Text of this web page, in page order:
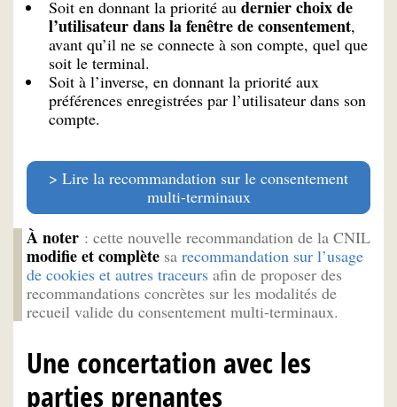
Soit en donnant la priorité au dernier choix de
l’utilisateur dans la fenêtre de consentement,
avant qu’il ne se connecte à son compte, quel que
soit le terminal.
Soit à l’inverse, en donnant la priorité aux
préférences enregistrées par l’utilisateur dans son
compte.
Lire la recommandation sur le consentement
multi-terminaux
À noter : cette nouvelle recommandation de la CNIL
modifie et complète sa recommandation sur l’usage
de cookies et autres traceurs afin de proposer des
recommandations concrètes sur les modalités de
recueil valide du consentement multi-terminaux.
Une concertation avec les
parties prenantes